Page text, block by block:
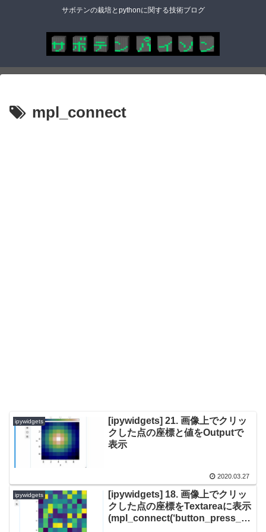
サボテンの栽培とpythonに関する技術ブログ
mpl_connect
ipywidgets
[ipywidgets] 21. 画像上でクリッ
クした点の座標と値をOutputで
表示
2020.03.27
ipywidgets
[ipywidgets] 18. 画像上でクリッ
クした点の座標をTextareaに表示
(mpl_connect(‘button_press_ev